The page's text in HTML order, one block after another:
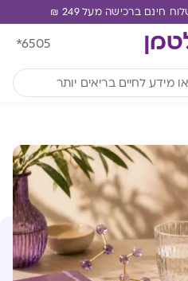
*6505